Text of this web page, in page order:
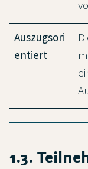
Auszugsori
entiert
1.3.